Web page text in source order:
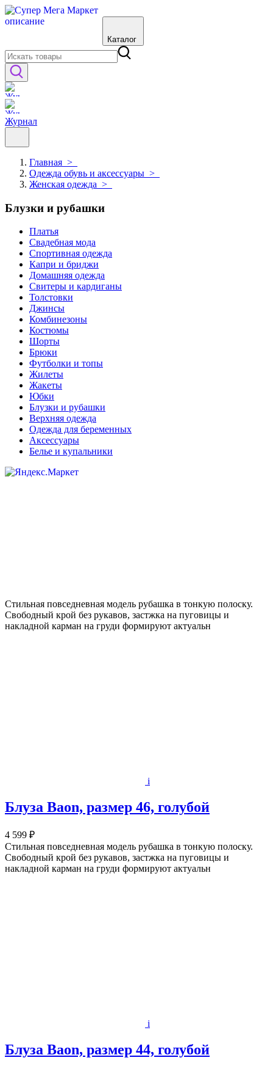
Каталог
Журнал
Главная >
Одежда обувь и аксессуары >
Женская одежда >
Блузки и рубашки
Платья
Свадебная мода
Спортивная одежда
Капри и бриджи
Домашняя одежда
Свитеры и кардиганы
Толстовки
Джинсы
Комбинезоны
Костюмы
Шорты
Брюки
Футболки и топы
Жилеты
Жакеты
Юбки
Блузки и рубашки
Верхняя одежда
Одежда для беременных
Аксессуары
Белье и купальники
Стильная повседневная модель рубашка в тонкую полоску.
Свободный крой без рукавов, застжка на пуговицы и
накладной карман на груди формируют актуальн
i
Блуза Baon, размер 46, голубой
4 599 ₽
Стильная повседневная модель рубашка в тонкую полоску.
Свободный крой без рукавов, застжка на пуговицы и
накладной карман на груди формируют актуальн
i
Блуза Baon, размер 44, голубой